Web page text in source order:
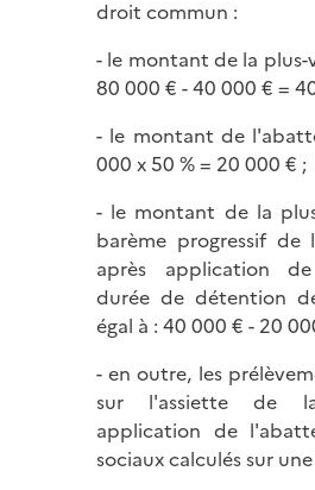
droit commun :
- le montant de la plus-
80 000 € - 40 000 € =
- le montant de
000 x 50 % = 20 000 € ;
- le montant de la
barème progressif
après application
durée de détention
égal à : 40 000 € - 20
- en outre, les
sur l'assiette de
application de
sociaux calculés sur